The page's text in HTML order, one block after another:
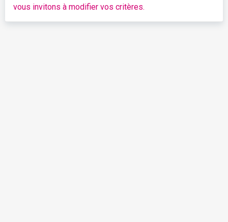
vous invitons à modifier vos critères.